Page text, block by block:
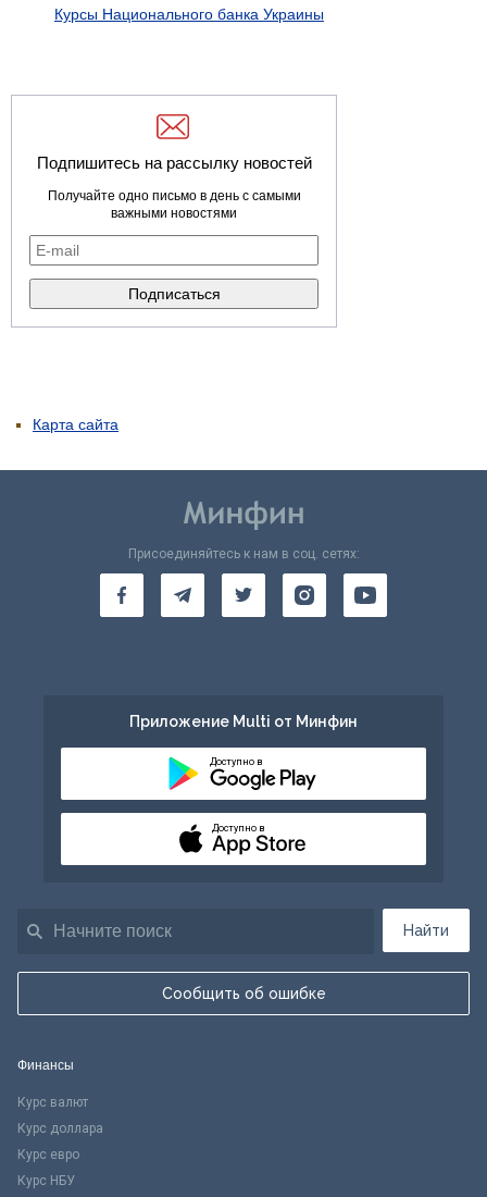
Курсы Национального банка Украины
Подпишитесь на рассылку новостей
Получайте одно письмо в день с самыми
важными новостями
Карта сайта
Найти
Сообщить об ошибке
Присоединяйтесь к нам в соц. сетях:
Приложение Multi от Минфин
Доступно в
Доступно в
Финансы
Курс валют
Курс доллара
Курс евро
Курс НБУ